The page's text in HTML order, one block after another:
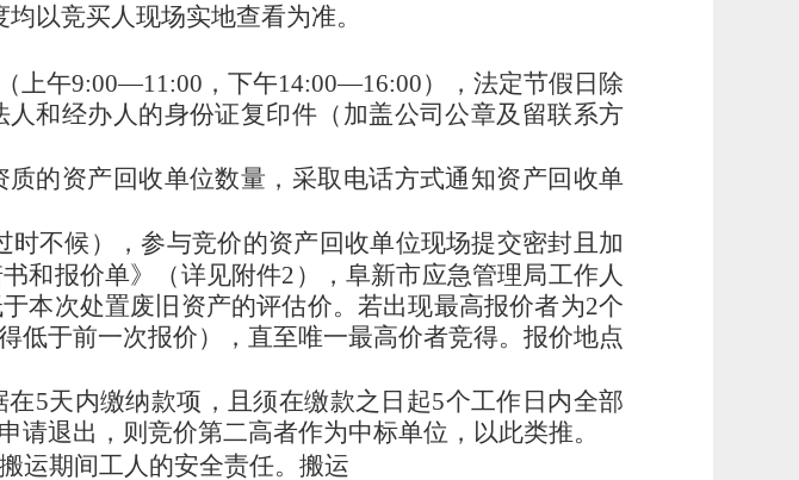
以竞买人现场实地查看为准。
上午9:00—1 1 :00，下午14:00—1 6:00），法定节假日除
和经办人的身份证复印件（加盖公司公章及留联系方
质的资产回收单位数量，采取电话方式通知资产回收单
时不候），参与竞价的资产回收单位现场提交密封且加
和报价单》（详见附件2） ，阜新市应急管理局工作人
本次处置废旧资产的评估价。若出现最高报价者为2个
低于前一次报价），直至唯一最高价者竞得。报价地点
在5天内缴纳款项，且须在缴款之日起5个工作日内全部
退出，则竞价第二高者作为中标单位，以此类推。
运期间工人的安全责任。搬运